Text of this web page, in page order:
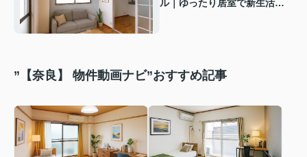
ル｜ゆったり居室で新生活！
”【奈良】 物件動画ナビ”おすすめ記事